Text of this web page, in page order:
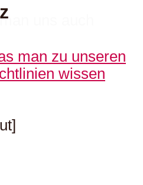
uns auch
man zu unseren
wissen